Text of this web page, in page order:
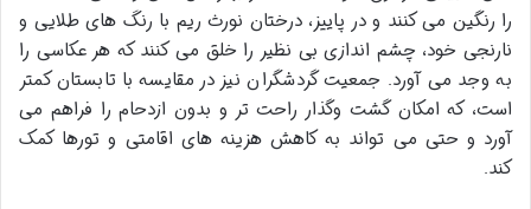
را رنگین می کنند و در پاییز، درختان نورث ریم با رنگ های طلایی و
نارنجی خود، چشم اندازی بی نظیر را خلق می کنند که هر عکاسی را
به وجد می آورد. جمعیت گردشگران نیز در مقایسه با تابستان کمتر
است، که امکان گشت وگذار راحت تر و بدون ازدحام را فراهم می
آورد و حتی می تواند به کاهش هزینه های اقامتی و تورها کمک
کند.